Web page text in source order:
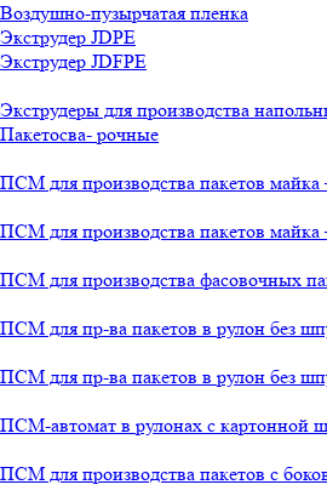
Воздушно-пузырчатая пленка
Экструдер JDPE
Экструдер JDFPE
Экструдеры для производства
Пакетосва- рочные
ПСМ для производства пакетов майка
ПСМ для производства пакетов майка
ПСМ для производства фасовочных
ПСМ для пр-ва пакетов в рулон без
ПСМ для пр-ва пакетов в рулон без
ПСМ-автомат в рулонах с картонной
ПСМ для производства пакетов с